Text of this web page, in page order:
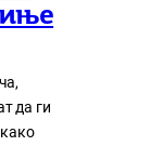
да ги